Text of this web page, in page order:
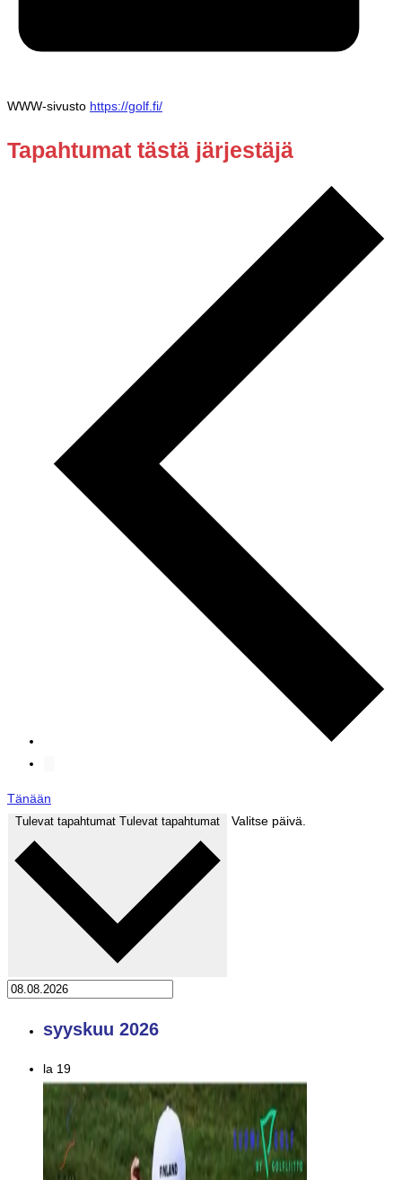
WWW-sivusto https://golf.fi/
Tapahtumat tästä järjestäjä
Tänään
Tulevat tapahtumat Tulevat tapahtumat Valitse päivä.
syyskuu 2026
la 19